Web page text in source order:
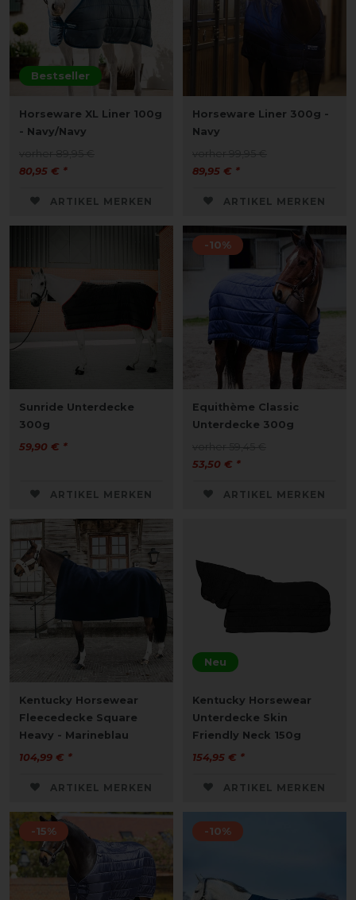
Bestseller
Horseware XL Liner 100g
- Navy/Navy
80,95 € *
ARTIKEL MERKEN
Horseware Liner 300g -
Navy
89,95 € *
ARTIKEL MERKEN
Sunride Unterdecke
300g
59,90 € *
ARTIKEL MERKEN
-10%
Equithème Classic
Unterdecke 300g
53,50 € *
ARTIKEL MERKEN
Kentucky Horsewear
Fleecedecke Square
Heavy - Marineblau
104,99 € *
ARTIKEL MERKEN
Neu
Kentucky Horsewear
Unterdecke Skin
Friendly Neck 150g
154,95 € *
ARTIKEL MERKEN
-15% -10%